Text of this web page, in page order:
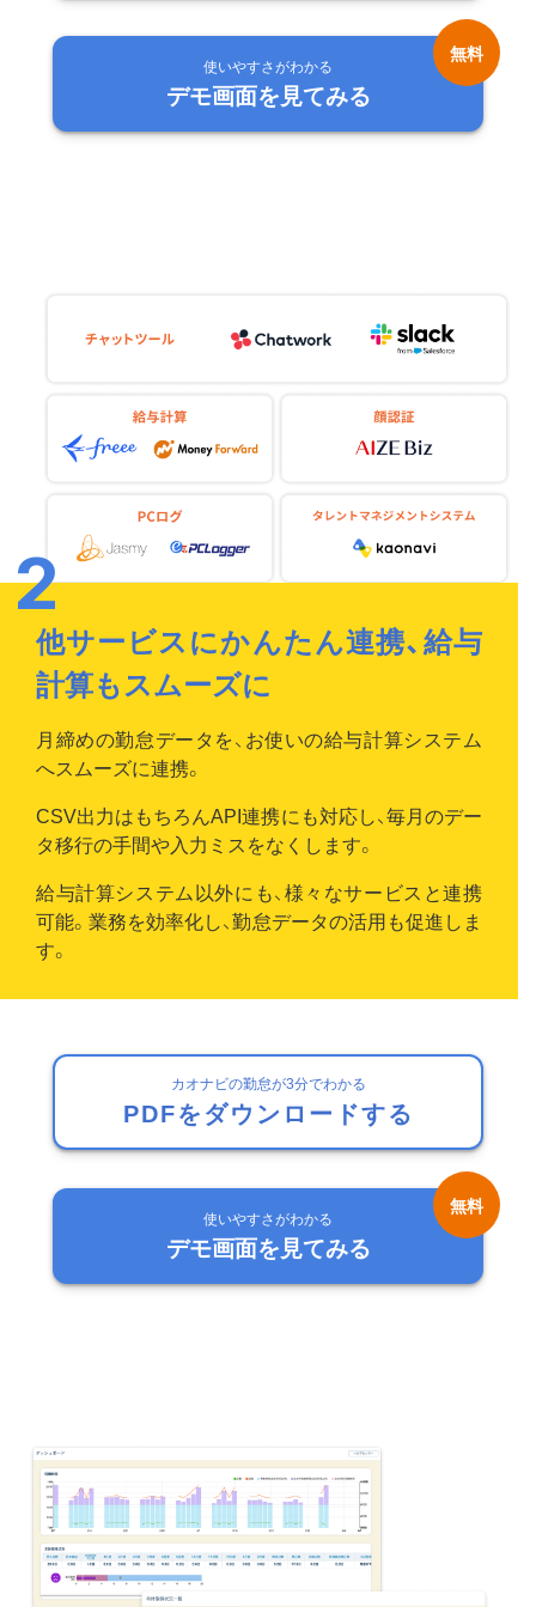
使いやすさがわかる
デモ画面を見てみる
他サービスにかんたん連携、給与
計算もスムーズに
月締めの勤怠データを、お使いの給与計算システム
へスムーズに連携。
CSV出力はもちろんAPI連携にも対応し、毎月のデー
タ移行の手間や入力ミスをなくします。
給与計算システム以外にも、様々なサービスと連携
可能。業務を効率化し、勤怠データの活用も促進しま
す。
カオナビの勤怠が3分でわかる
PDFをダウンロードする
使いやすさがわかる
デモ画面を見てみる